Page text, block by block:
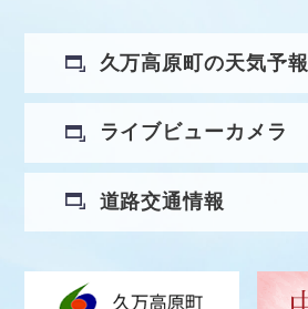
久万高原町の天気予報
ライブビューカメラ
道路交通情報